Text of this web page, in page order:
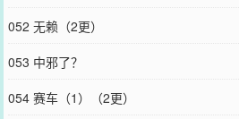
052 无赖（2更）
053 中邪了？
054 赛车（1）（2更）